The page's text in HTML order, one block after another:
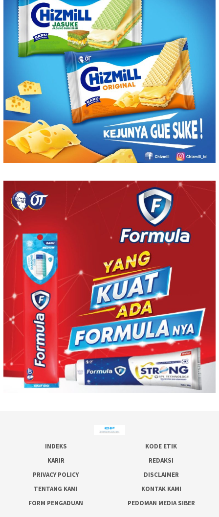
INDEKS
KODE ETIK
KARIR
REDAKSI
PRIVACY POLICY
DISCLAIMER
TENTANG KAMI
KONTAK KAMI
FORM PENGADUAN
PEDOMAN MEDIA SIBER